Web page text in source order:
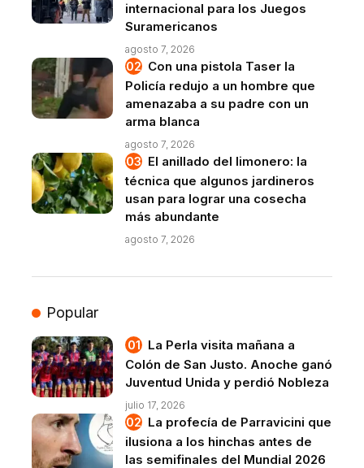
internacional para los Juegos
Suramericanos
agosto 7, 2026
Con una pistola Taser la
Policía redujo a un hombre que
amenazaba a su padre con un
arma blanca
agosto 7, 2026
El anillado del limonero: la
técnica que algunos jardineros
usan para lograr una cosecha
más abundante
agosto 7, 2026
Popular
La Perla visita mañana a
Colón de San Justo. Anoche ganó
Juventud Unida y perdió Nobleza
julio 17, 2026
La profecía de Parravicini que
ilusiona a los hinchas antes de
las semifinales del Mundial 2026